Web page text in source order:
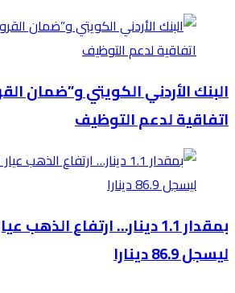
البنك الأردني الكويتي و”ضمان
اتفاقية لدعم التوظيف
ليسجل 86.9 دينارا